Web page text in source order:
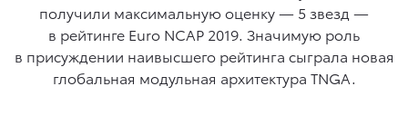
получили максимальную оценку — 5 звезд —
в рейтинге Euro NCAP 2019. Значимую роль
в присуждении наивысшего рейтинга сыграла новая
глобальная модульная архитектура TNGA.